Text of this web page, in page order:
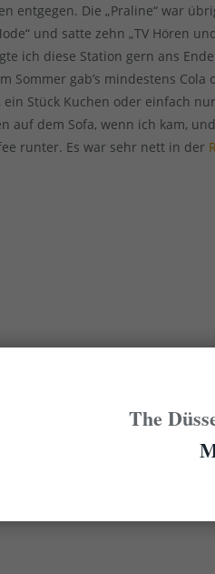
entgegen. Die „Praline“ war
und satte zehn „TV Hören
ich diese Station gern ans
Sommer gab’s mindestens Cola
Stück Kuchen oder einfach
auf dem Sofa, wenn ich kam,
runter. Es war sehr nett in der
The